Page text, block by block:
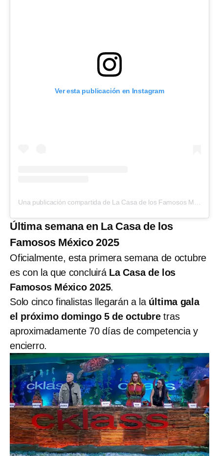
Ver esta publicación en Instagram
Última semana en La Casa de los
Famosos México 2025
Oficialmente, esta primera semana de octubre
es con la que concluirá La Casa de los
Famosos México 2025.
Solo cinco finalistas llegarán a la última gala
el próximo domingo 5 de octubretras
aproximadamente 70 días de competencia y
encierro.